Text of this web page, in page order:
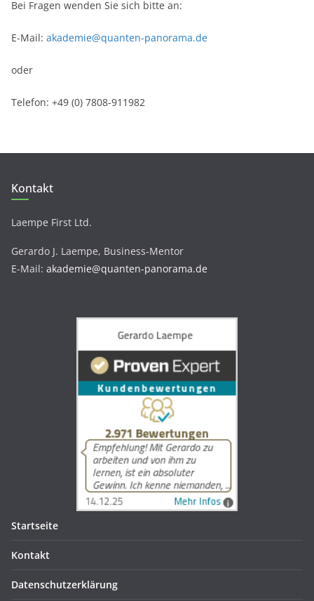
Bei Fragen wenden Sie sich bitte an:
E-Mail: akademie@quanten-panorama.de
oder
Telefon: +49 (0) 7808-911982
Kontakt
Laempe First Ltd.
Gerardo J. Laempe, Business-Mentor
E-Mail: akademie@quanten-panorama.de
Startseite
Kontakt
Datenschutzerklärung